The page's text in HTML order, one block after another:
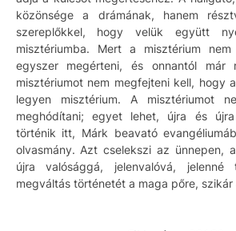
közönsége a drámának, hanem
szereplőkkel, hogy velük együtt
misztériumba. Mert a misztérium
egyszer megérteni, és onnantól
misztériumot nem megfejteni kell, hogy
legyen misztérium. A misztériumot
meghódítani; egyet lehet, újra és
történik itt, Márk beavató
olvasmány. Azt cselekszi az ünnepen,
újra valósággá, jelenvalóvá,
megváltás történetét a maga pőre, szikár